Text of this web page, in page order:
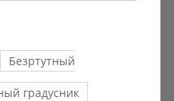
Безртутный
градусник